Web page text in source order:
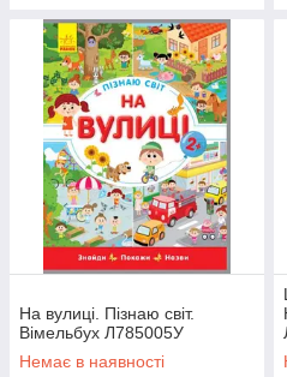
На вулиці. Пізнаю світ.
Вімельбух Л785005У
Немає в наявності